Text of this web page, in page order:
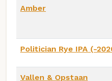
Amber
Politician Rye IPA (-
Vallen & Opstaan